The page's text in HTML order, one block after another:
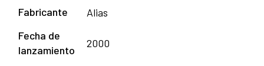
Fabricante
Alias
Fecha de
lanzamiento
2000